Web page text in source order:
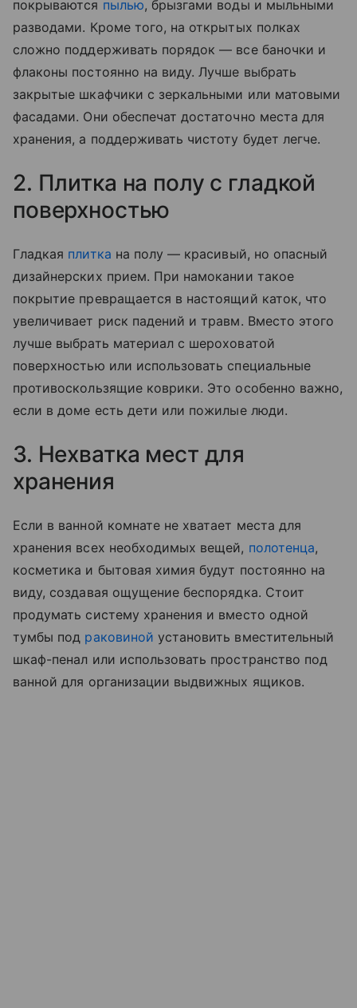
покрываются пылью, брызгами воды и мыльными
разводами. Кроме того, на открытых полках
сложно поддерживать порядок — все баночки и
флаконы постоянно на виду. Лучше выбрать
закрытые шкафчики с зеркальными или матовыми
фасадами. Они обеспечат достаточно места для
хранения, а поддерживать чистоту будет легче.
2. Плитка на полу с гладкой
поверхностью
Гладкая плитка на полу — красивый, но опасный
дизайнерских прием. При намокании такое
покрытие превращается в настоящий каток, что
увеличивает риск падений и травм. Вместо этого
лучше выбрать материал с шероховатой
поверхностью или использовать специальные
противоскользящие коврики. Это особенно важно,
если в доме есть дети или пожилые люди.
3. Нехватка мест для
хранения
Если в ванной комнате не хватает места для
хранения всех необходимых вещей, полотенца,
косметика и бытовая химия будут постоянно на
виду, создавая ощущение беспорядка. Стоит
продумать систему хранения и вместо одной
тумбы под раковиной установить вместительный
шкаф-пенал или использовать пространство под
ванной для организации выдвижных ящиков.